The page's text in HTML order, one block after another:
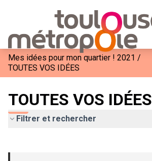
Mes idées pour mon quartier ! 2021 /
TOUTES VOS IDÉES
TOUTES VOS IDÉES
Filtrer et rechercher